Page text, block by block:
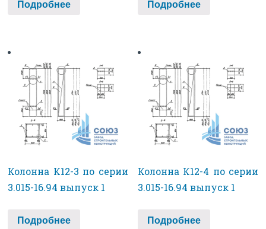
Подробнее Подробнее
Колонна К12-3 по серии
3.015-16.94 выпуск 1
Подробнее
Колонна К12-4 по серии
3.015-16.94 выпуск 1
Подробнее